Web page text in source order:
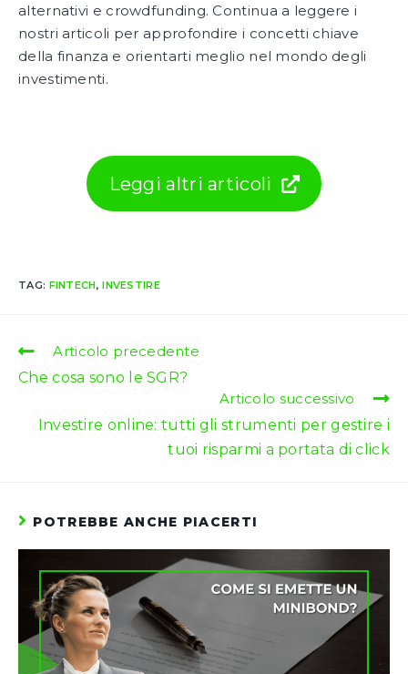
alternativi e crowdfunding. Continua a leggere i
nostri articoli per approfondire i concetti chiave
della finanza e orientarti meglio nel mondo degli
investimenti.
Leggi altri articoli
TAG: FINTECH, INVESTIRE
Leggi
articoli
Articolo precedente
Che cosa sono le SGR?
Articolo successivo
Investire online: tutti gli strumenti per gestire i
tuoi risparmi a portata di click
POTREBBE ANCHE PIACERTI